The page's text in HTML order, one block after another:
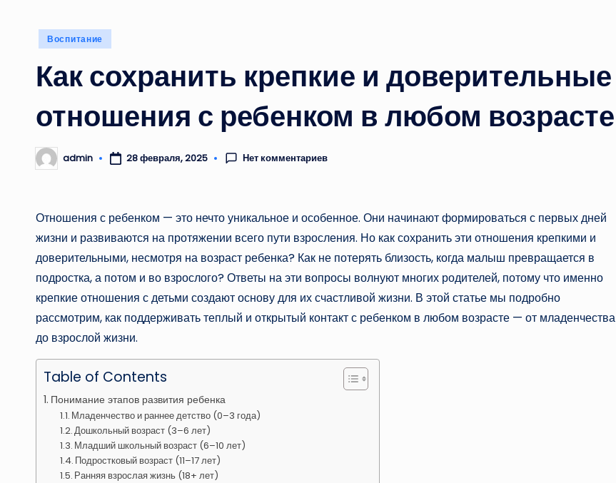
Опубликовано
Воспитание
Как сохранить крепкие и доверительные
отношения с ребенком в любом возрасте
Запись
от
admin 28 февраля, 2025 Нет комментариев
Отношения с ребенком — это нечто уникальное и особенное. Они начинают формироваться с первых дней
жизни и развиваются на протяжении всего пути взросления. Но как сохранить эти отношения крепкими и
доверительными, несмотря на возраст ребенка? Как не потерять близость, когда малыш превращается в
подростка, а потом и во взрослого? Ответы на эти вопросы волнуют многих родителей, потому что именно
крепкие отношения с детьми создают основу для их счастливой жизни. В этой статье мы подробно
рассмотрим, как поддерживать теплый и открытый контакт с ребенком в любом возрасте — от младенчества
до взрослой жизни.
Table of Contents
Понимание этапов развития ребенка
Младенчество и раннее детство (0–3 года)
Дошкольный возраст (3–6 лет)
Младший школьный возраст (6–10 лет)
Подростковый возраст (11–17 лет)
Ранняя взрослая жизнь (18+ лет)